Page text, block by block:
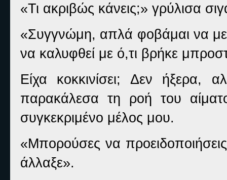
«Τι ακριβώς κάνεις;» γρύλισα
«Συγγνώμη, απλά φοβάμαι να
να καλυφθεί με ό,τι βρήκε
Είχα κοκκινίσει; Δεν ήξερα,
παρακάλεσα τη ροή του
συγκεκριμένο μέλος μου.
«Μπορούσες να
άλλαξε».